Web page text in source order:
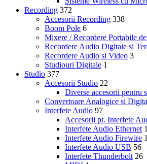
Recording 372
Accesorii Recording 338
Boom Pole 6
Mixere / Recordere Portabile
Recordere Audio Digitale si
Recordere Audio si Video 3
Studiouri Digitale 1
Studio 377
Accesorii Studio 22
Diverse accesorii pentru
Convertoare Analogice si
Interfete Audio 97
Accesorii pt. Interfete
Interfete Audio Ethernet
Interfete Audio Firewire 1
Interfete Audio USB 56
Interfete Thunderbolt 26